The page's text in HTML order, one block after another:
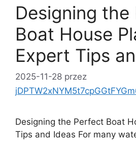
Designing
Boat House
Expert Tips
2025-11-28 przez
Designing the Perfect Boat
Tips and Ideas For many